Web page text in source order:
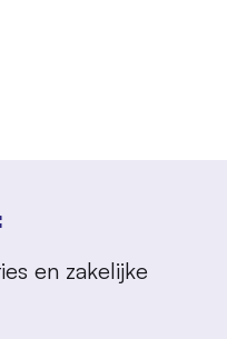
en zakelijke